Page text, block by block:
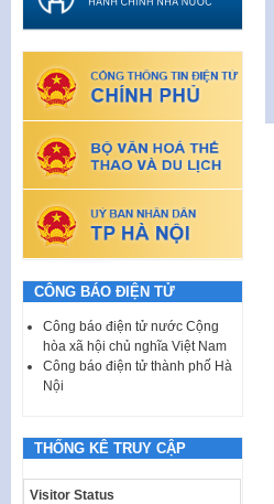
CÔNG BÁO ĐIỆN TỬ
Công báo điện tử nước Cộng
hòa xã hội chủ nghĩa Việt Nam
Công báo điện tử thành phố Hà
Nội
THỐNG KÊ TRUY CẬP
Visitor Status